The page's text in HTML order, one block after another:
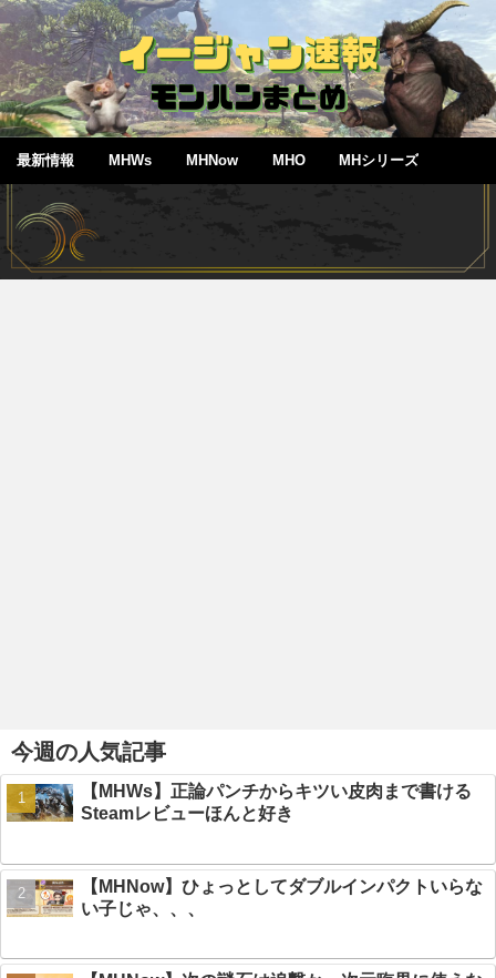
最新情報 MHWs MHNow MHO MHシリーズ
今週の人気記事
【MHWs】正論パンチからキツい皮肉まで書ける
Steamレビューほんと好き
【MHNow】ひょっとしてダブルインパクトいらな
い子じゃ、、、